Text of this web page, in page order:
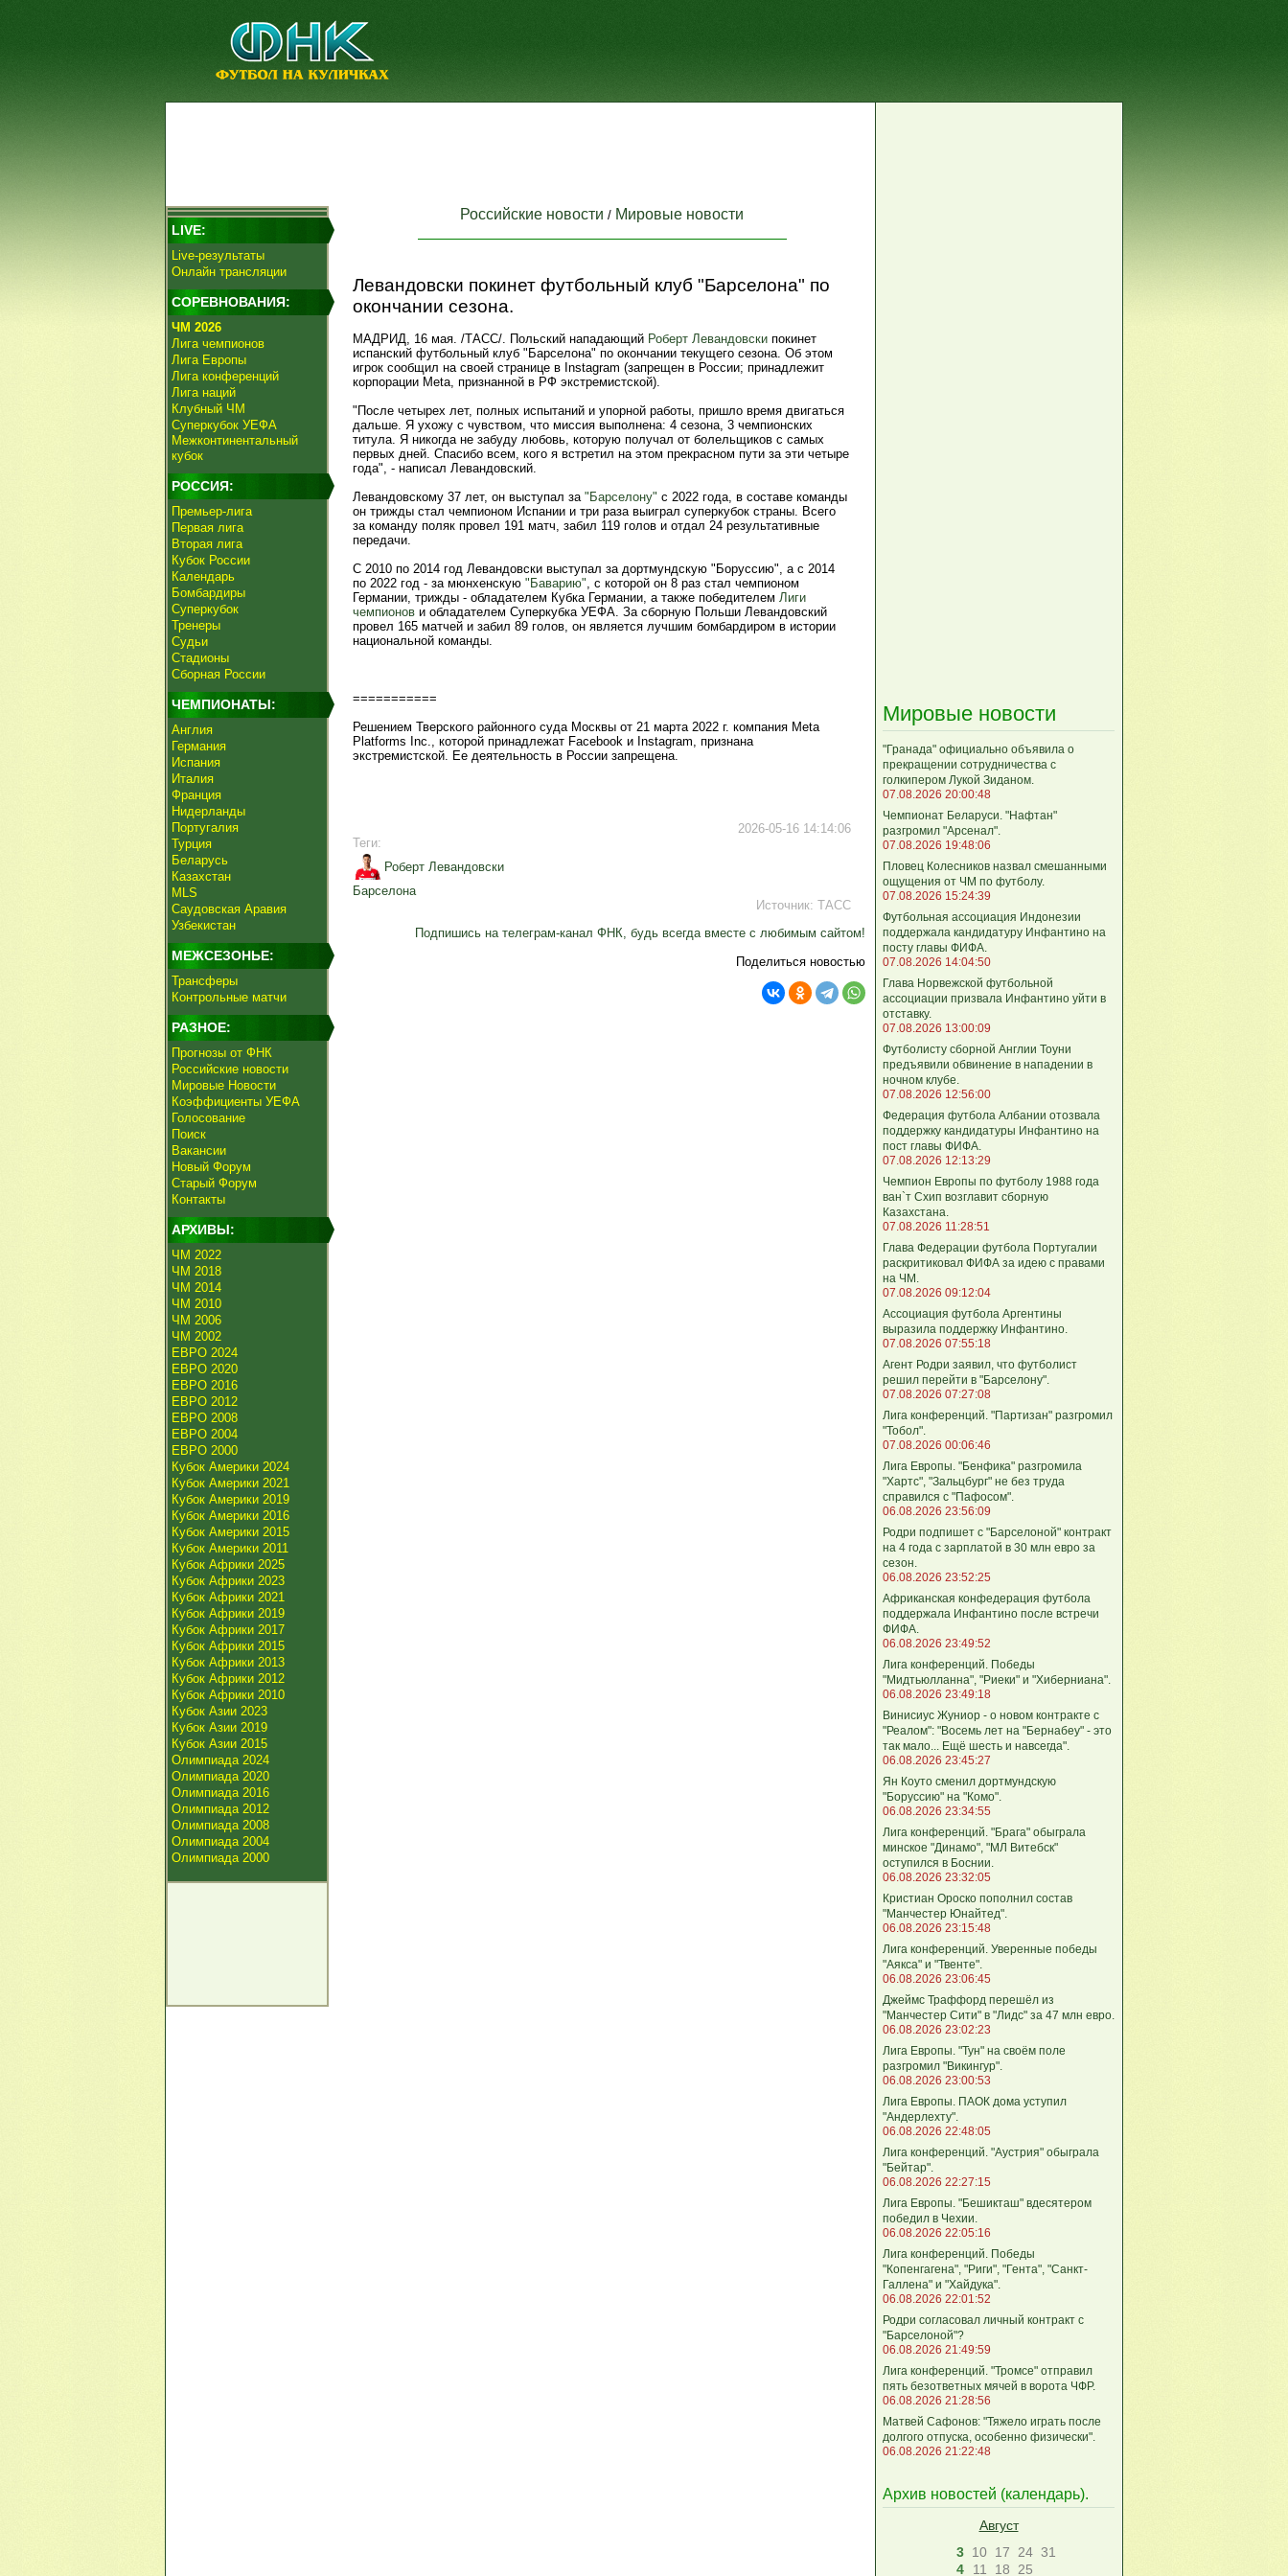
LIVE:
Live-результаты
Онлайн трансляции
СОРЕВНОВАНИЯ:
ЧМ 2026
Лига чемпионов
Лига Европы
Лига конференций
Лига наций
Клубный ЧМ
Суперкубок УЕФА
Межконтинентальный
кубок
РОССИЯ:
Премьер-лига
Первая лига
Вторая лига
Кубок России
Календарь
Бомбардиры
Суперкубок
Тренеры
Судьи
Стадионы
Сборная России
ЧЕМПИОНАТЫ:
Англия
Германия
Испания
Италия
Франция
Нидерланды
Португалия
Турция
Беларусь
Казахстан
MLS
Саудовская Аравия
Узбекистан
МЕЖСЕЗОНЬЕ:
Трансферы
Контрольные матчи
РАЗНОЕ:
Прогнозы от ФНК
Российские новости
Мировые Новости
Коэффициенты УЕФА
Голосование
Поиск
Вакансии
Новый Форум
Старый Форум
Контакты
АРХИВЫ:
ЧМ 2022
ЧМ 2018
ЧМ 2014
ЧМ 2010
ЧМ 2006
ЧМ 2002
ЕВРО 2024
ЕВРО 2020
ЕВРО 2016
ЕВРО 2012
ЕВРО 2008
ЕВРО 2004
ЕВРО 2000
Кубок Америки 2024
Кубок Америки 2021
Кубок Америки 2019
Кубок Америки 2016
Кубок Америки 2015
Кубок Америки 2011
Кубок Африки 2025
Кубок Африки 2023
Кубок Африки 2021
Кубок Африки 2019
Кубок Африки 2017
Кубок Африки 2015
Кубок Африки 2013
Кубок Африки 2012
Кубок Африки 2010
Кубок Азии 2023
Кубок Азии 2019
Кубок Азии 2015
Олимпиада 2024
Олимпиада 2020
Олимпиада 2016
Олимпиада 2012
Олимпиада 2008
Олимпиада 2004
Олимпиада 2000
Российские новости / Мировые новости
Левандовски покинет футбольный клуб "Барселона" по
окончании сезона.
МАДРИД, 16 мая. /ТАСС/. Польский нападающий Роберт Левандовски покинет
испанский футбольный клуб "Барселона" по окончании текущего сезона. Об этом
игрок сообщил на своей странице в Instagram (запрещен в России; принадлежит
корпорации Meta, признанной в РФ экстремистской).
"После четырех лет, полных испытаний и упорной работы, пришло время двигаться
дальше. Я ухожу с чувством, что миссия выполнена: 4 сезона, 3 чемпионских
титула. Я никогда не забуду любовь, которую получал от болельщиков с самых
первых дней. Спасибо всем, кого я встретил на этом прекрасном пути за эти четыре
года", - написал Левандовский.
Левандовскому 37 лет, он выступал за "Барселону" с 2022 года, в составе команды
он трижды стал чемпионом Испании и три раза выиграл суперкубок страны. Всего
за команду поляк провел 191 матч, забил 119 голов и отдал 24 результативные
передачи.
С 2010 по 2014 год Левандовски выступал за дортмундскую "Боруссию", а с 2014
по 2022 год - за мюнхенскую "Баварию", с которой он 8 раз стал чемпионом
Германии, трижды - обладателем Кубка Германии, а также победителем Лиги
чемпионов и обладателем Суперкубка УЕФА. За сборную Польши Левандовский
провел 165 матчей и забил 89 голов, он является лучшим бомбардиром в истории
национальной команды.
===========
Решением Тверского районного суда Москвы от 21 марта 2022 г. компания Meta
Platforms Inc., которой принадлежат Facebook и Instagram, признана
экстремистской. Ее деятельность в России запрещена.
2026-05-16 14:14:06
Теги:
Роберт Левандовски
Барселона
Источник: ТАСС
Подпишись на телеграм-канал ФНК, будь всегда вместе с любимым сайтом!
Поделиться новостью
Мировые новости
"Гранада" официально объявила о
прекращении сотрудничества с
голкипером Лукой Зиданом.
07.08.2026 20:00:48
Чемпионат Беларуси. "Нафтан"
разгромил "Арсенал".
07.08.2026 19:48:06
Пловец Колесников назвал смешанными
ощущения от ЧМ по футболу.
07.08.2026 15:24:39
Футбольная ассоциация Индонезии
поддержала кандидатуру Инфантино на
посту главы ФИФА.
07.08.2026 14:04:50
Глава Норвежской футбольной
ассоциации призвала Инфантино уйти в
отставку.
07.08.2026 13:00:09
Футболисту сборной Англии Тоуни
предъявили обвинение в нападении в
ночном клубе.
07.08.2026 12:56:00
Федерация футбола Албании отозвала
поддержку кандидатуры Инфантино на
пост главы ФИФА.
07.08.2026 12:13:29
Чемпион Европы по футболу 1988 года
ван`т Схип возглавит сборную
Казахстана.
07.08.2026 11:28:51
Глава Федерации футбола Португалии
раскритиковал ФИФА за идею с правами
на ЧМ.
07.08.2026 09:12:04
Ассоциация футбола Аргентины
выразила поддержку Инфантино.
07.08.2026 07:55:18
Агент Родри заявил, что футболист
решил перейти в "Барселону".
07.08.2026 07:27:08
Лига кoнференций. "Партизан" разгромил
"Тобол".
07.08.2026 00:06:46
Лига Европы. "Бенфика" разгромила
"Хартс", "Зальцбург" не без труда
справился с "Пафосом".
06.08.2026 23:56:09
Родри подпишет с "Барселоной" контракт
на 4 года с зарплатой в 30 млн евро за
сезон.
06.08.2026 23:52:25
Африканская конфедерация футбола
поддержала Инфантино после встречи
ФИФА.
06.08.2026 23:49:52
Лига кoнференций. Победы
"Мидтьюлланна", "Риеки" и "Хиберниана".
06.08.2026 23:49:18
Винисиус Жуниор - о новом контракте с
"Реалом": "Восемь лет на "Бернабеу" - это
так мало... Ещё шесть и навсегда".
06.08.2026 23:45:27
Ян Коуто сменил дортмундскую
"Боруссию" на "Комо".
06.08.2026 23:34:55
Лига кoнференций. "Брага" обыграла
минское "Динамо", "МЛ Витебск"
оступился в Боснии.
06.08.2026 23:32:05
Кристиан Ороско пополнил состав
"Манчестер Юнайтед".
06.08.2026 23:15:48
Лига кoнференций. Уверенные победы
"Аякса" и "Твенте".
06.08.2026 23:06:45
Джеймс Траффорд перешёл из
"Манчестер Сити" в "Лидс" за 47 млн евро.
06.08.2026 23:02:23
Лига Европы. "Тун" на своём поле
разгромил "Викингур".
06.08.2026 23:00:53
Лига Европы. ПАОК дома уступил
"Андерлехту".
06.08.2026 22:48:05
Лига конференций. "Аустрия" обыграла
"Бейтар".
06.08.2026 22:27:15
Лига Европы. "Бешикташ" вдесятером
победил в Чехии.
06.08.2026 22:05:16
Лига конференций. Победы
"Копенгагена", "Риги", "Гента", "Санкт-
Галлена" и "Хайдука".
06.08.2026 22:01:52
Родри согласовал личный контракт с
"Барселоной"?
06.08.2026 21:49:59
Лига конференций. "Тромсе" отправил
пять безответных мячей в ворота ЧФР.
06.08.2026 21:28:56
Матвей Сафонов: "Тяжело играть после
долгого отпуска, особенно физически".
06.08.2026 21:22:48
Архив новостей (календарь).
Август
3 10 17 24 31
4
11 18 25